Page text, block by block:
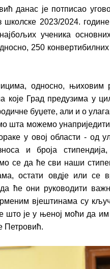
данас је потписао
2023/2024.
ученика
250
односно, њиховим
које Град предузима у
буџете, али и о
шта можемо
у овој области - од
и броја
се да ће сви наши
остати овдје или се
ће они руководити
вјештинама су
што је у њеној моћи да
Петровић.